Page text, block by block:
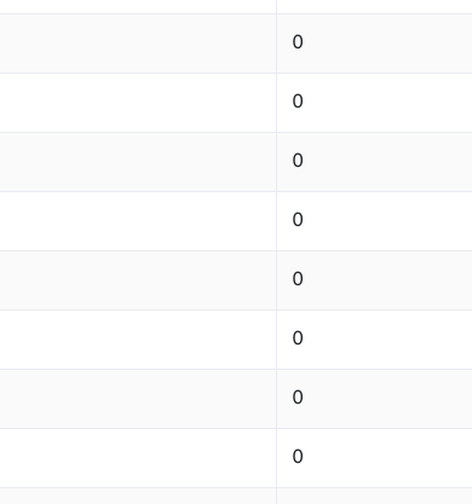
0
0
0
0
0
0
0
0